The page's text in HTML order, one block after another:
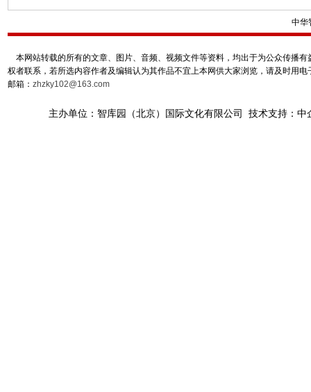
中华
本网站转载的所有的文章、图片、音频、视频文件等资料，均出于为公众传播
权者联系，若所选内容作者及编辑认为其作品不宜上本网供大家浏览，请及时用
邮箱： zhzky102@163.com
主办单位：智库园（北京）国际文化有限公司 技术支持：